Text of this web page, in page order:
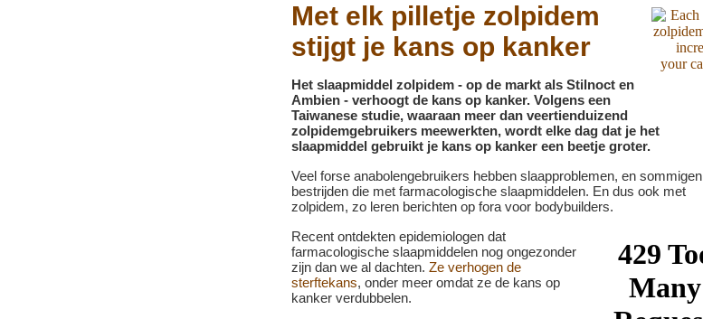
Met elk pilletje zolpidem
stijgt je kans op kanker
Het slaapmiddel zolpidem - op de markt als Stilnoct en
Ambien - verhoogt de kans op kanker. Volgens een
Taiwanese studie, waaraan meer dan veertienduizend
zolpidemgebruikers meewerkten, wordt elke dag dat je het
slaapmiddel gebruikt je kans op kanker een beetje groter.
Veel forse anabolengebruikers hebben slaapproblemen, en sommigen
bestrijden die met farmacologische slaapmiddelen. En dus ook met
zolpidem, zo leren berichten op fora voor bodybuilders.
Recent ontdekten epidemiologen dat
farmacologische slaapmiddelen nog ongezonder
zijn dan we al dachten. Ze verhogen de
sterftekans, onder meer omdat ze de kans op
kanker verdubbelen.